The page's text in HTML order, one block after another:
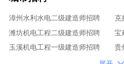
漳州水利水电二级建造师招聘
克
潍坊机电工程二级建造师招聘
宝
玉溪机电工程一级建造师招聘
贵
攀枝花机电工程一级建造师招聘